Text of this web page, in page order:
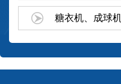
糖衣机、成球